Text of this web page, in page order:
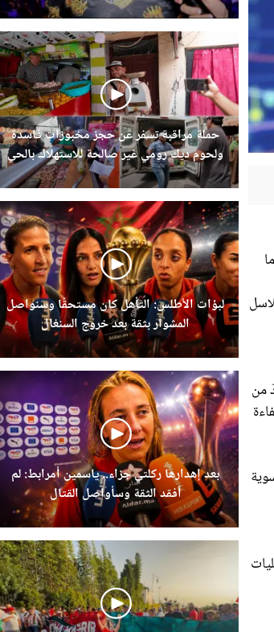
حملة مراقبة تسفر عن حجز مخبوزات فاسدة
ولحوم ديك رومي غير صالحة للاستهلاك بالحي
الحسني
لبؤات الأطلس: التأهل كان مستحقًا وسنواصل
المشوار بثقة بعد خروج السنغال
بعد إهدارها ركلتي جزاء.. ياسمين أمرابط: لم
أفقد الثقة وسأواصل القتال
من